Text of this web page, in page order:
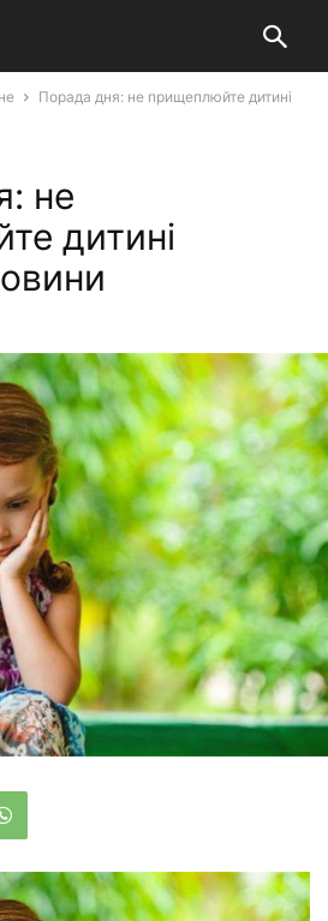
Порада дня: не прищеплюйте дитині
не
дитині